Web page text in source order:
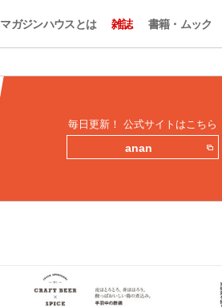
マガジンハウスとは 雑誌 書籍・ムック
毎日更新！ 公式サイトはこちら
anan